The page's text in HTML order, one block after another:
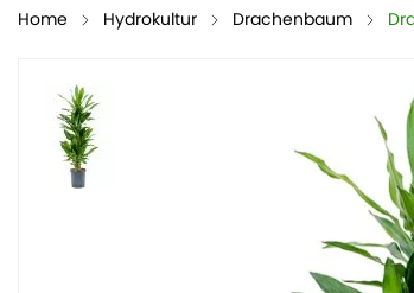
Home Hydrokultur Drachenbaum